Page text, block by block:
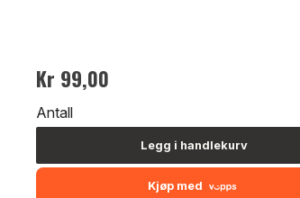
Kr 99,00
Antall
Legg i handlekurv
Kjøp med